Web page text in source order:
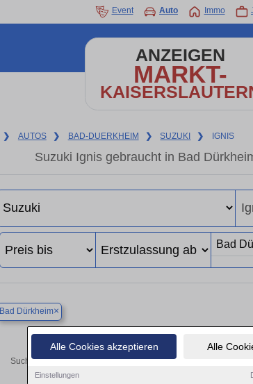
Alle Cookies akzeptieren Alle
Einstellungen
Event Auto Immo
ANZEIGEN
MARKT-
❯ AUTOS ❯ BAD-DUERKHEIM ❯ SUZUKI ❯ IGNIS
Suzuki Ignis gebraucht in Bad
Bad Dürkheim×
Finden Sie in Bad
Suchen Sie in Bad Dürkheim einen Suzuki Ignis